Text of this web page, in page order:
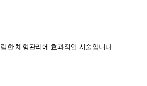
한 체형관리에 효과적인 시술입니다.